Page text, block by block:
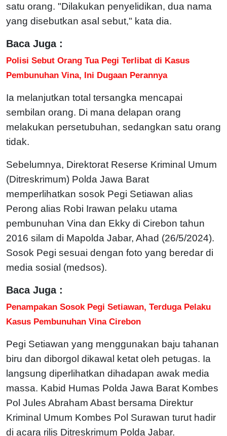
satu orang. "Dilakukan penyelidikan, dua nama
yang disebutkan asal sebut," kata dia.
Baca Juga :
Polisi Sebut Orang Tua Pegi Terlibat di Kasus
Pembunuhan Vina, Ini Dugaan Perannya
Ia melanjutkan total tersangka mencapai
sembilan orang. Di mana delapan orang
melakukan persetubuhan, sedangkan satu orang
tidak.
Sebelumnya, Direktorat Reserse Kriminal Umum
(Ditreskrimum) Polda Jawa Barat
memperlihatkan sosok Pegi Setiawan alias
Perong alias Robi Irawan pelaku utama
pembunuhan Vina dan Ekky di Cirebon tahun
2016 silam di Mapolda Jabar, Ahad (26/5/2024).
Sosok Pegi sesuai dengan foto yang beredar di
media sosial (medsos).
Baca Juga :
Penampakan Sosok Pegi Setiawan, Terduga Pelaku
Kasus Pembunuhan Vina Cirebon
Pegi Setiawan yang menggunakan baju tahanan
biru dan diborgol dikawal ketat oleh petugas. Ia
langsung diperlihatkan dihadapan awak media
massa. Kabid Humas Polda Jawa Barat Kombes
Pol Jules Abraham Abast bersama Direktur
Kriminal Umum Kombes Pol Surawan turut hadir
di acara rilis Ditreskrimum Polda Jabar.